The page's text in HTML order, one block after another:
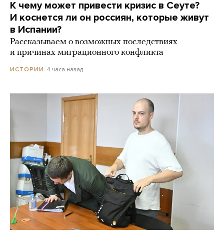
К чему может привести кризис в Сеуте?
И коснется ли он россиян, которые живут
в Испании?
Рассказываем о возможных последствиях
и причинах миграционного конфликта
ИСТОРИИ 4 часа назад